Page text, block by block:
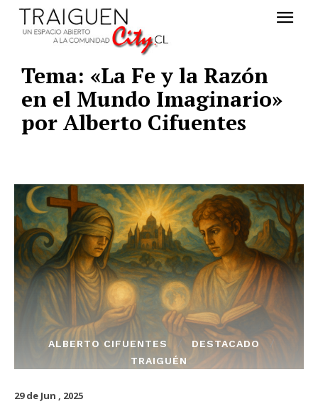
Tema: «La Fe y la Razón
en el Mundo Imaginario»
por Alberto Cifuentes
ALBERTO CIFUENTES
DESTACADO
TRAIGUÉN
29 de Jun , 2025